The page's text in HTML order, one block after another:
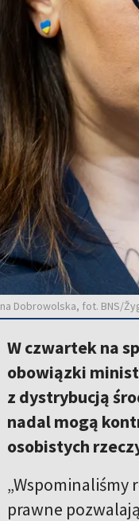
Dobrowolska, fot. BNS/
W czwartek na
obowiązki
z dystrybucją
nadal mogą
osobistych
„Wspominaliśmy
prawne